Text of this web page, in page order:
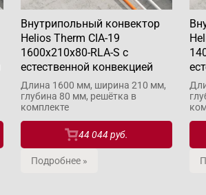
Внутрипольный конвектор
Helios Therm CIA-19
1600x210x80-RLA-S с
естественной конвекцией
Длина 1600 мм, ширина 210 мм,
глубина 80 мм, решётка в
комплекте
44 044 руб.
Подробнее »